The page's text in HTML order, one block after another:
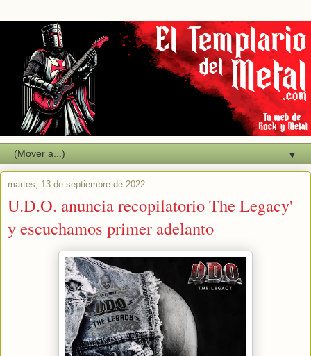
▼
martes, 13 de septiembre de 2022
U.D.O. anuncia recopilatorio The Legacy'
y escuchamos primer adelanto